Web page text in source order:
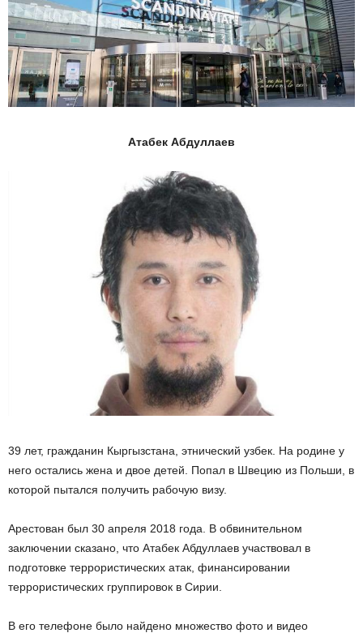
Атабек Абдуллаев
39 лет, гражданин Кыргызстана, этнический узбек. На родине у
него остались жена и двое детей. Попал в Швецию из Польши, в
которой пытался получить рабочую визу.
Арестован был 30 апреля 2018 года. В обвинительном
заключении сказано, что Атабек Абдуллаев участвовал в
подготовке террористических атак, финансировании
террористических группировок в Сирии.
В его телефоне было найдено множество фото и видео